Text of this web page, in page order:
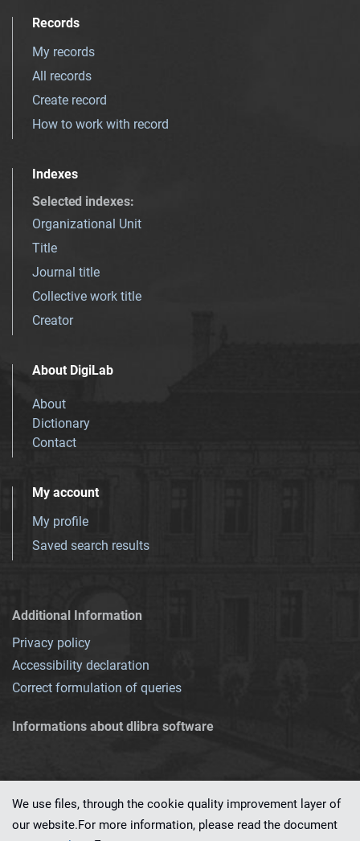
Records
My records
All records
Create record
How to work with record
Indexes
Selected indexes:
Organizational Unit
Title
Journal title
Collective work title
Creator
About DigiLab
About
Dictionary
Contact
My account
My profile
Saved search results
Additional Information
Privacy policy
Accessibility declaration
Correct formulation of queries
Informations about dlibra software
We use files, through the cookie quality improvement layer of
our website.For more information, please read the document